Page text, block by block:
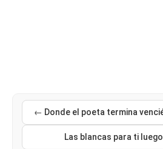
← Donde el poeta termina
Las blancas para ti